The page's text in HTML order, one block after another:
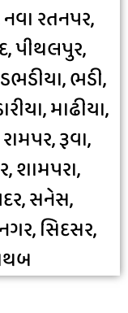
નવા રતનપર,
પીથલપુર,
ભડી,
માઢીયા,
રૂવા,
શામપરા,
સનેસ,
સિદસર,